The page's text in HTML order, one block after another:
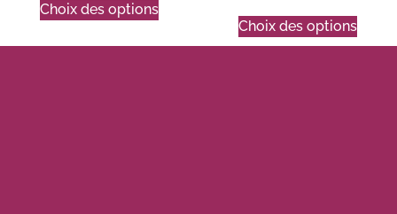
Choix des options
Choix des options